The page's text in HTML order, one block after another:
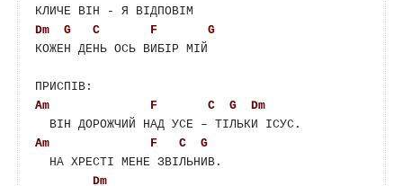
Dm
G C F
G
КОЖЕН ДЕНЬ ОСЬ ВИБІР МІЙ
Am
F C G
Dm
Am
F C
G
Dm